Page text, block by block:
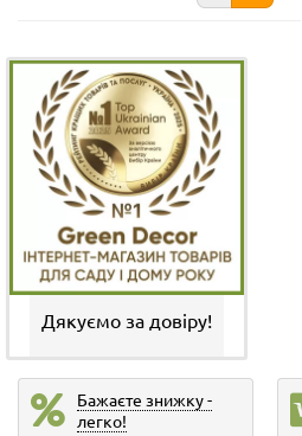
Дякуємо за довіру!
Бажаєте знижку -
легко!